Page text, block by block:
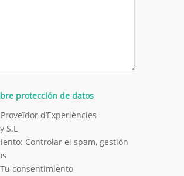
protección de datos
d’Experiències
S.L
Controlar el spam, gestión
consentimiento